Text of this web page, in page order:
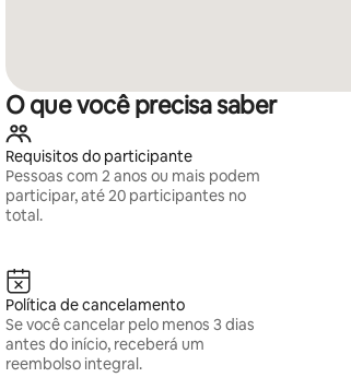
O que você precisa saber
Requisitos do participante
Pessoas com 2 anos ou mais podem
participar, até 20 participantes no
total.
Política de cancelamento
Se você cancelar pelo menos 3 dias
antes do início, receberá um
reembolso integral.